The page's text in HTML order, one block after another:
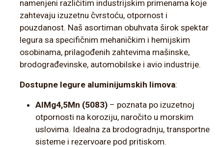
namenjeni različitim industrijskim primenama koje
zahtevaju izuzetnu čvrstoću, otpornost i
pouzdanost. Naš asortiman obuhvata širok spektar
legura sa specifičnim mehaničkim i hemijskim
osobinama, prilagođenih zahtevima mašinske,
brodograđevinske, automobilske i avio industrije.
Dostupne legure aluminijumskih limova:
AlMg4,5Mn (5083) – poznata po izuzetnoj
otpornosti na koroziju, naročito u morskim
uslovima. Idealna za brodogradnju, transportne
sisteme i rezervoare pod pritiskom.